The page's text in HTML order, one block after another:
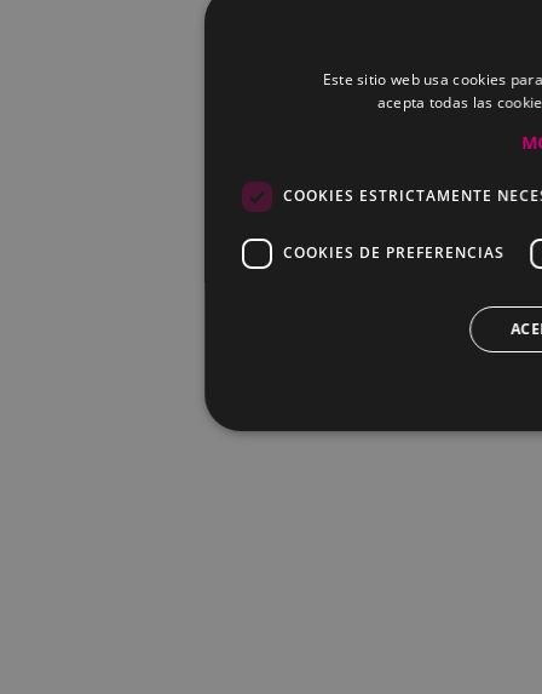
Este sitio web usa cookies
acepta todas las
COOKIES ESTRICTAMENTE
COOKIES DE PREFERENCIAS